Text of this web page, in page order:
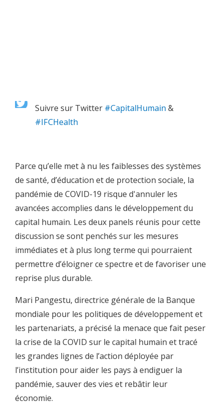
Suivre sur Twitter #CapitalHumain &
#IFCHealth
Parce qu’elle met à nu les faiblesses des systèmes
de santé, d’éducation et de protection sociale, la
pandémie de COVID-19 risque d'annuler les
avancées accomplies dans le développement du
capital humain. Les deux panels réunis pour cette
discussion se sont penchés sur les mesures
immédiates et à plus long terme qui pourraient
permettre d’éloigner ce spectre et de favoriser une
reprise plus durable.
Mari Pangestu, directrice générale de la Banque
mondiale pour les politiques de développement et
les partenariats, a précisé la menace que fait peser
la crise de la COVID sur le capital humain et tracé
les grandes lignes de l’action déployée par
l’institution pour aider les pays à endiguer la
pandémie, sauver des vies et rebâtir leur
économie.